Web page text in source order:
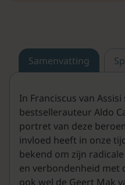
Samenvatting
In Franciscus van
bestsellerauteur Aldo
portret van deze
invloed heeft in onze
bekend om zijn
en verbondenheid met
ook wel de Geert Mak